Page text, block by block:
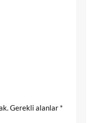
Gerekli alanlar *